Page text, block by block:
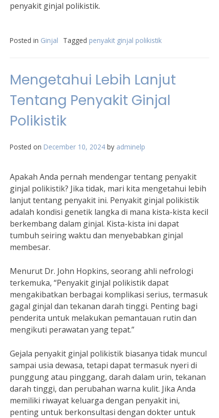
penyakit ginjal polikistik.
Posted in Ginjal Tagged penyakit ginjal polikistik
Mengetahui Lebih Lanjut
Tentang Penyakit Ginjal
Polikistik
Posted on December 10, 2024 by adminelp
Apakah Anda pernah mendengar tentang penyakit
ginjal polikistik? Jika tidak, mari kita mengetahui lebih
lanjut tentang penyakit ini. Penyakit ginjal polikistik
adalah kondisi genetik langka di mana kista-kista kecil
berkembang dalam ginjal. Kista-kista ini dapat
tumbuh seiring waktu dan menyebabkan ginjal
membesar.
Menurut Dr. John Hopkins, seorang ahli nefrologi
terkemuka, “Penyakit ginjal polikistik dapat
mengakibatkan berbagai komplikasi serius, termasuk
gagal ginjal dan tekanan darah tinggi. Penting bagi
penderita untuk melakukan pemantauan rutin dan
mengikuti perawatan yang tepat.”
Gejala penyakit ginjal polikistik biasanya tidak muncul
sampai usia dewasa, tetapi dapat termasuk nyeri di
punggung atau pinggang, darah dalam urin, tekanan
darah tinggi, dan perubahan warna kulit. Jika Anda
memiliki riwayat keluarga dengan penyakit ini,
penting untuk berkonsultasi dengan dokter untuk